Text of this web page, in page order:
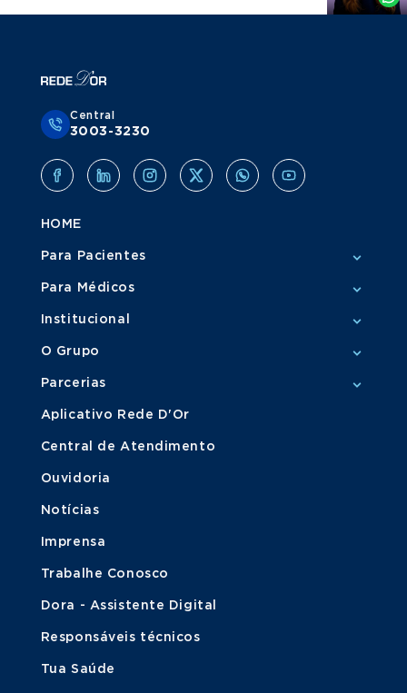
Central
3003-3230
HOME
Para Pacientes
Para Médicos
Institucional
O Grupo
Parcerias
Aplicativo Rede D'Or
Central de Atendimento
Ouvidoria
Notícias
Imprensa
Trabalhe Conosco
Dora - Assistente Digital
Responsáveis técnicos
Tua Saúde